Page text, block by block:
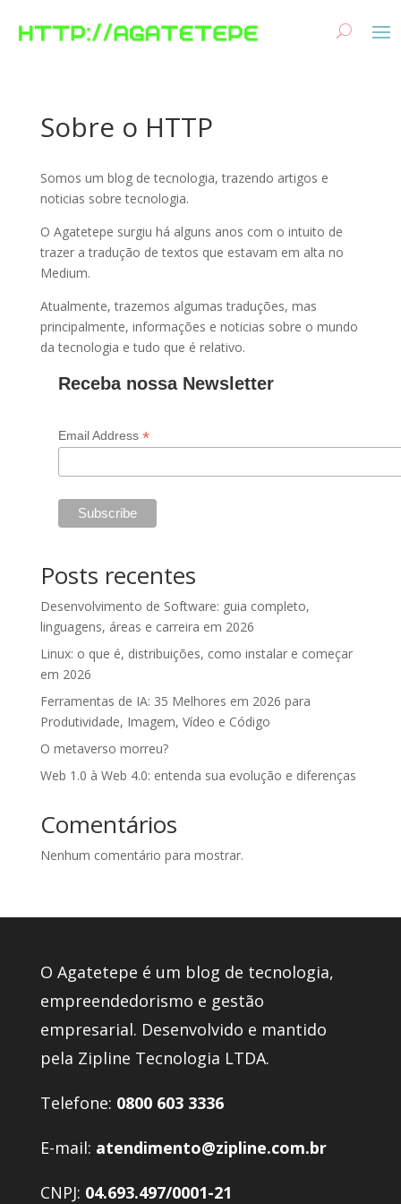
Sobre o HTTP
Somos um blog de tecnologia, trazendo artigos e
noticias sobre tecnologia.
O Agatetepe surgiu há alguns anos com o intuito de
trazer a tradução de textos que estavam em alta no
Medium.
Atualmente, trazemos algumas traduções, mas
principalmente, informações e noticias sobre o mundo
da tecnologia e tudo que é relativo.
Receba nossa Newsletter
Email Address *
Posts recentes
Desenvolvimento de Software: guia completo,
linguagens, áreas e carreira em 2026
Linux: o que é, distribuições, como instalar e começar
em 2026
Ferramentas de IA: 35 Melhores em 2026 para
Produtividade, Imagem, Vídeo e Código
O metaverso morreu?
Web 1.0 à Web 4.0: entenda sua evolução e diferenças
Comentários
Nenhum comentário para mostrar.
O Agatetepe é um blog de tecnologia,
empreendedorismo e gestão
empresarial. Desenvolvido e mantido
pela Zipline Tecnologia LTDA.
Telefone: 0800 603 3336
E-mail: atendimento@zipline.com.br
CNPJ: 04.693.497/0001-21